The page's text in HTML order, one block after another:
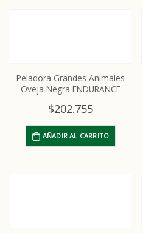
Peladora Grandes Animales
Oveja Negra ENDURANCE
$202.755
AÑADIR AL CARRITO